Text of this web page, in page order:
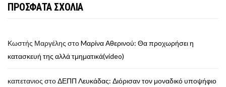
ΠΡΟΣΦΑΤΑ ΣΧΟΛΙΑ
Κωστής Μαργέλης στοMαρίνα Αθερινού: Θα προχωρήσει η
κατασκευή της αλλά τμηματικά(video)
καπετανιος στοΔΕΠΠ Λευκάδας: Διόρισαν τον μοναδικό υποψήφιο